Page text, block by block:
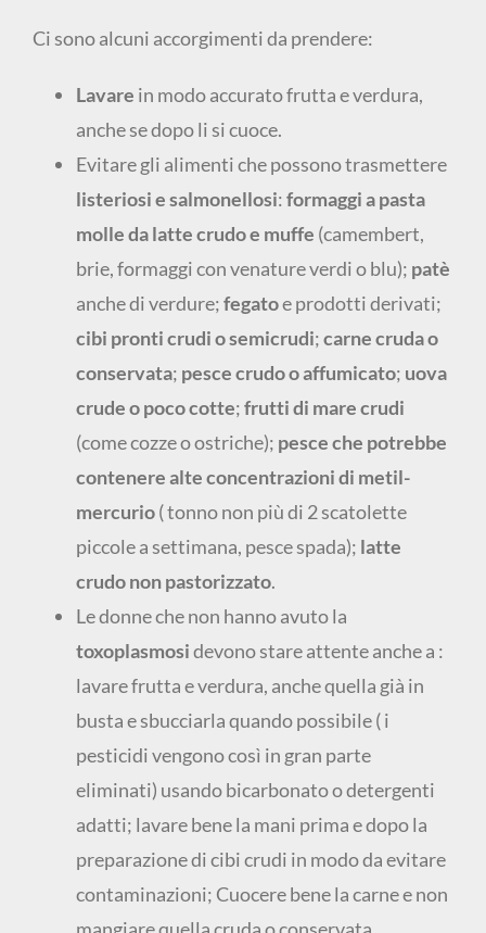
Ci sono alcuni accorgimenti da prendere:
Lavare in modo accurato frutta e verdura,
anche se dopo li si cuoce.
Evitare gli alimenti che possono trasmettere
listeriosi e salmonellosi:formaggi a pasta
molle da latte crudo e muffe (camembert,
brie, formaggi con venature verdi o blu); patè
anche di verdure;fegatoe prodotti derivati;
cibi pronti crudi o semicrudi;carne cruda o
conservata; pesce crudo o affumicato; uova
crude o poco cotte;frutti di mare crudi
(come cozze o ostriche); pesce che potrebbe
contenere alte concentrazioni di metil-
mercurio( tonno non più di 2 scatolette
piccole a settimana, pesce spada); latte
crudo non pastorizzato.
Le donne che non hanno avuto la
toxoplasmosidevono stare attente anche a :
lavare frutta e verdura, anche quella già in
busta e sbucciarla quando possibile ( i
pesticidi vengono così in gran parte
eliminati) usando bicarbonato o detergenti
adatti; lavare bene la mani prima e dopo la
preparazione di cibi crudi in modo da evitare
contaminazioni; Cuocere bene la carne e non